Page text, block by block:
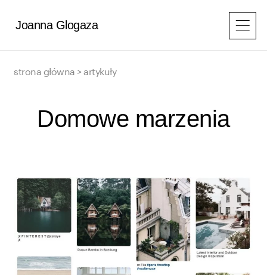
Joanna Glogaza
strona główna > artykuły
Domowe marzenia